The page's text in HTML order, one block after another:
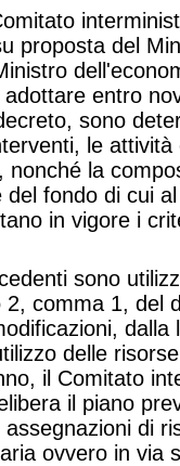
proposta del
entro
sono
le attività
la
fondo di cui
in vigore i
sono
comma 1, del
dalla
delle
il Comitato
il piano
di
ovvero in via